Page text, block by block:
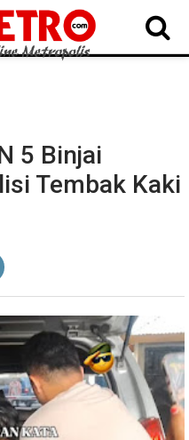
TAPUT BATUBARA DELISERDANG
5 Binjai
Tembak Kaki